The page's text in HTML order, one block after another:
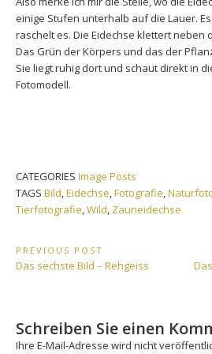
einige Stufen unterhalb auf die Lauer.
raschelt es. Die Eidechse klettert neben
Das Grün der Körpers und das der
Sie liegt ruhig dort und schaut direkt in
Fotomodell.
CATEGORIES Image Posts
TAGS Bild,Eidechse,Fotografie,
Tierfotografie,Wild, Zauneidechse
Beitrags-
Navigation
PREVIOUS POST
Previous
Das sechste Bild – Rehgeiss
Next
Schreiben Sie einen
Ihre E-Mail-Adresse wird nicht